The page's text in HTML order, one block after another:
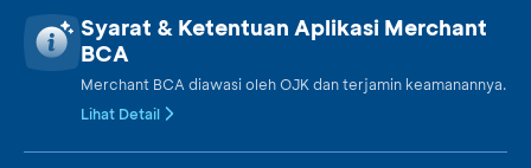
Syarat & Ketentuan Aplikasi Merchant
BCA
Merchant BCA diawasi oleh OJK dan terjamin keamanannya.
Lihat Detail